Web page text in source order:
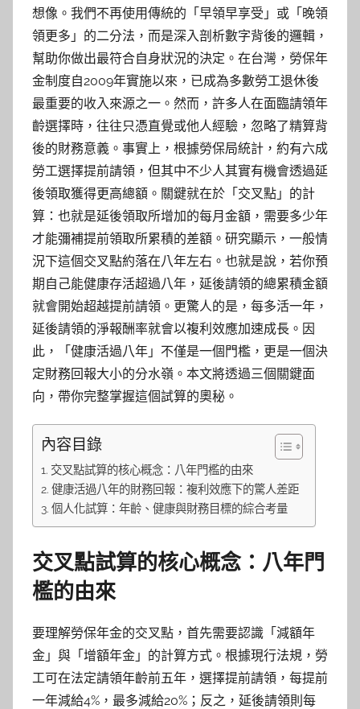
想像。我們不再使用傳統的「早領早享受」或「晚領
領更多」的二分法，而是深入剖析數字背後的邏輯，
幫助你做出最符合自身狀況的決定。在台灣，勞保年
金制度自2009年實施以來，已成為多數勞工退休後
最重要的收入來源之一。然而，許多人在面臨請領年
齡選擇時，往往只憑直覺或他人經驗，忽略了精算背
後的財務意義。事實上，根據勞保局統計，約有六成
勞工選擇提前請領，但其中不少人其實有機會透過延
後領取獲得更高總額。關鍵就在於「交叉點」的計
算：也就是延後領取所增加的每月金額，需要多少年
才能彌補提前領取所累積的差額。研究顯示，一般情
況下這個交叉點約落在八年左右。也就是說，若你預
期自己能健康存活超過八年，延後請領的總累積金額
就會開始超越提前請領。更驚人的是，每多活一年，
延後請領的淨報酬率就會以複利效應加速成長。因
此，「健康活過八年」不僅是一個門檻，更是一個決
定財務回報大小的分水嶺。本文將透過三個關鍵面
向，帶你完整掌握這個試算的奧秘。
內容目錄
交叉點試算的核心概念：八年門檻的由來
健康活過八年的財務回報：複利效應下的驚人差距
個人化試算：年齡、健康與財務目標的綜合考量
交叉點試算的核心概念：八年門
檻的由來
要理解勞保年金的交叉點，首先需要認識「減額年
金」與「增額年金」的計算方式。根據現行法規，勞
工可在法定請領年齡前五年，選擇提前請領，每提前
一年減給4%，最多減給20%；反之，延後請領則每